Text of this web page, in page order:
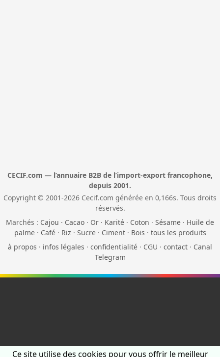
CECIF.com — l’annuaire B2B de l’import-export francophone,
depuis 2001.
Copyright © 2001-2026 Cecif.com générée en 0,166s. Tous droits
réservés.
Marchés : Cajou · Cacao · Or · Karité · Coton · Sésame · Huile de
palme· Café· Riz · Sucre· Ciment· Bois · tous les produits
à propos · infos légales · confidentialité · CGU · contact · Canal
Telegram
Ce site utilise des cookies pour vous offrir le meilleur